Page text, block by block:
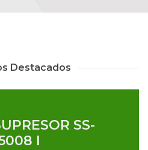
Destacados
SS-
I